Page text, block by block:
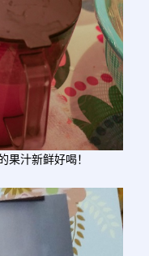
汁新鲜好喝！